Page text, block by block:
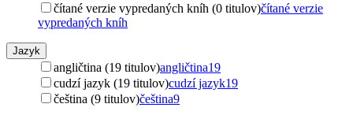
čítané verzie vypredaných kníh (0 titulov)čítané verzie
vypredaných kníh
Jazyk
angličtina (19 titulov)angličtina19
cudzí jazyk (19 titulov)cudzí jazyk19
čeština (9 titulov)čeština9